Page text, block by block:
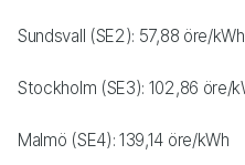
Sundsvall (SE2): 57,88 öre/kWh
Stockholm (SE3): 102,86 öre/
Malmö (SE4): 139,14 öre/kWh